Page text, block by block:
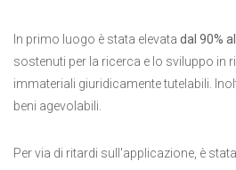
In primo luogo è stata elevata dal 90%
sostenuti per la ricerca e lo sviluppo in
immateriali giuridicamente tutelabili.
beni agevolabili.
Per via di ritardi sull'applicazione, è